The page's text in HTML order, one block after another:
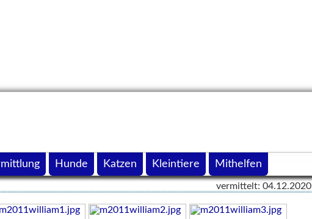
vermittelt: 04.12.2020
Hunde Katzen Kleintiere Mithelfen